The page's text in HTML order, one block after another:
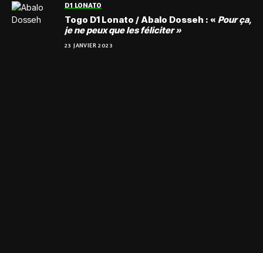
D1 LONATO
Togo D1 Lonato / Abalo Dosseh : « Pour ça,
je ne peux que les féliciter »
23 JANVIER 2023